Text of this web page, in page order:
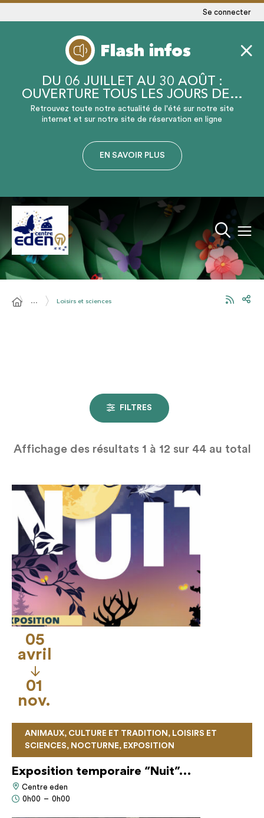
Se connecter
Flash infos
DU 06 JUILLET AU 30 AOÛT :
OUVERTURE TOUS LES JOURS DE…
Retrouvez toute notre actualité de l'été sur notre site
internet et sur notre site de réservation en ligne
EN SAVOIR PLUS
… Loisirs et sciences
FILTRES
Affichage des résultats 1 à 12 sur 44au total
ANIMAUX, CULTURE ET TRADITION, LOISIRS ET
SCIENCES, NOCTURNE, EXPOSITION
Exposition temporaire “Nuit”…
Centre eden
0h00 – 0h00
05
avril
01
nov.